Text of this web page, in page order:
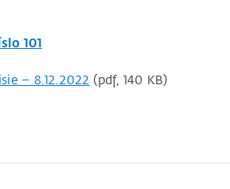
101
– 8.12.2022 (pdf, 140 KB)